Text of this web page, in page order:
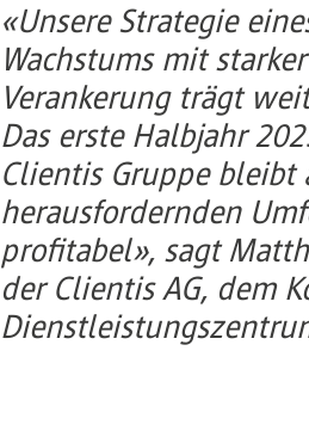
«Unsere Strategie
Wachstums mit
Verankerung trägt
Das erste Halbjahr
Clientis Gruppe bleibt
herausfordernden
profitabel», sagt
der Clientis AG, dem